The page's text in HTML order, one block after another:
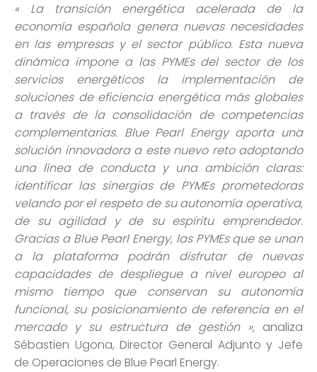
« La transición energética acelerada de la
economía española genera nuevas necesidades
en las empresas y el sector público. Esta nueva
dinámica impone a las PYMEs del sector de los
servicios energéticos la implementación de
soluciones de eficiencia energética más globales
a través de la consolidación de competencias
complementarias. Blue Pearl Energy aporta una
solución innovadora a este nuevo reto adoptando
una línea de conducta y una ambición claras:
identificar las sinergias de PYMEs prometedoras
velando por el respeto de su autonomía operativa,
de su agilidad y de su espíritu emprendedor.
Gracias a Blue Pearl Energy, las PYMEs que se unan
a la plataforma podrán disfrutar de nuevas
capacidades de despliegue a nivel europeo al
mismo tiempo que conservan su autonomía
funcional, su posicionamiento de referencia en el
mercado y su estructura de gestión», analiza
Sébastien Ugona, Director General Adjunto y Jefe
de Operaciones de Blue Pearl Energy.